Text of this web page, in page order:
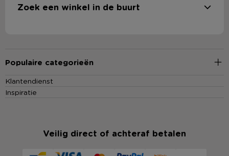
Zoek een winkel in de buurt
Populaire categorieën
Klantendienst
Inspiratie
Veilig direct of achteraf betalen